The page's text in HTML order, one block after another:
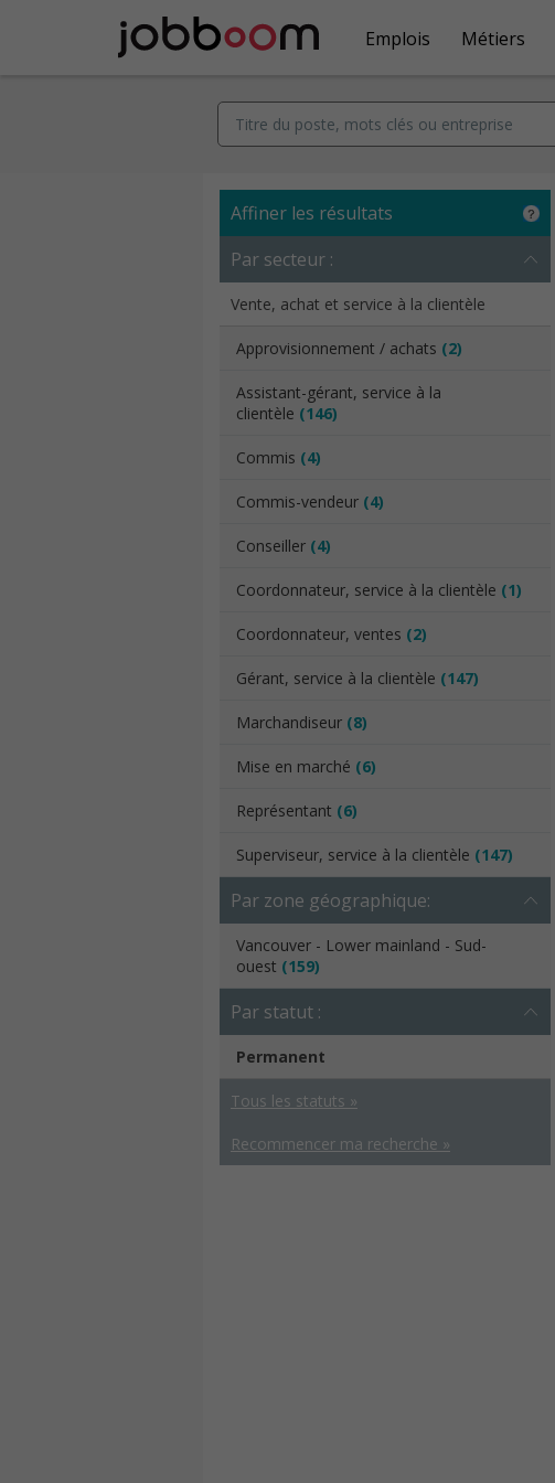
Emplois Métiers
Affiner les résultats
Par secteur :
Vente, achat et service à la clientèle
Approvisionnement / achats (2)
Assistant-gérant, service à la
clientèle (146)
Commis (4)
Commis-vendeur (4)
Conseiller (4)
Coordonnateur, service à la clientèle (1)
Coordonnateur, ventes (2)
Gérant, service à la clientèle (147)
Marchandiseur (8)
Mise en marché (6)
Représentant (6)
Superviseur, service à la clientèle (147)
Par zone géographique:
Vancouver - Lower mainland - Sud-
ouest (159)
Par statut :
Permanent
Tous les statuts »
Recommencer ma recherche »